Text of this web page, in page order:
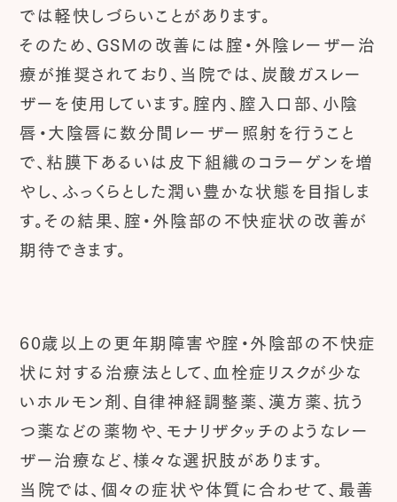
では軽快しづらいことがあります。
そのため、GSMの改善には腟・外陰レーザー治
療が推奨されており、当院では、炭酸ガスレー
ザーを使用しています。腟内、膣入口部、小陰
唇・大陰唇に数分間レーザー照射を行うこと
で、粘膜下あるいは皮下組織のコラーゲンを増
やし、ふっくらとした潤い豊かな状態を目指しま
す。その結果、腟・外陰部の不快症状の改善が
期待できます。
60歳以上の更年期障害や腟・外陰部の不快症
状に対する治療法として、血栓症リスクが少な
いホルモン剤、自律神経調整薬、漢方薬、抗う
つ薬などの薬物や、モナリザタッチのようなレー
ザー治療など、様々な選択肢があります。
当院では、個々の症状や体質に合わせて、最善